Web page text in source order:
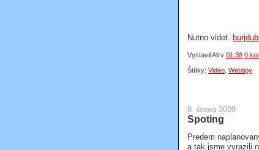
Nutno videt.
Vystavil Ali v 01:38 0
Štítky: Video Webtipy
8. února 2009
Spoting
Predem
a tak jsme vyrazili